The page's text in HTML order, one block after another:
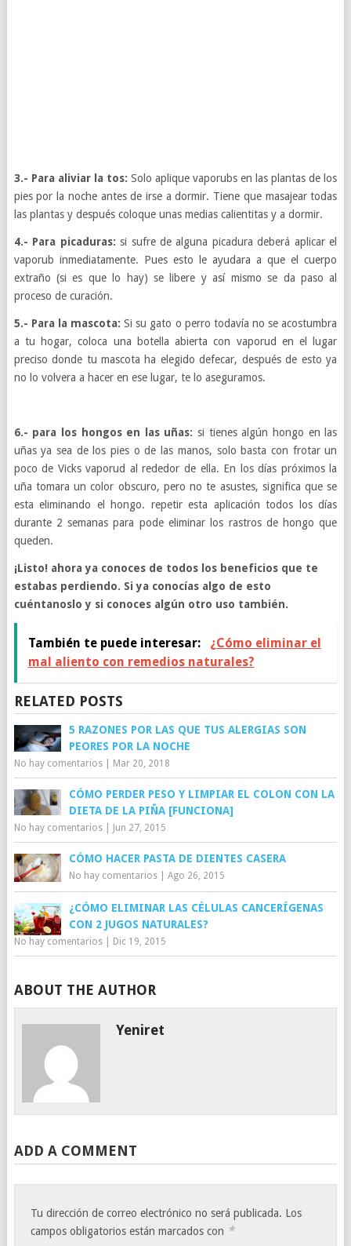
3.- Para aliviar la tos: Solo aplique vaporubs en las plantas de los
pies por la noche antes de irse a dormir. Tiene que masajear todas
las plantas y después coloque unas medias calientitas y a dormir.
4.- Para picaduras: si sufre de alguna picadura deberá aplicar el
vaporub inmediatamente. Pues esto le ayudara a que el cuerpo
extraño (si es que lo hay) se libere y así mismo se da paso al
proceso de curación.
5.- Para la mascota: Si su gato o perro todavía no se acostumbra
a tu hogar, coloca una botella abierta con vaporud en el lugar
preciso donde tu mascota ha elegido defecar, después de esto ya
no lo volvera a hacer en ese lugar, te lo aseguramos.
6.- para los hongos en las uñas: si tienes algún hongo en las
uñas ya sea de los pies o de las manos, solo basta con frotar un
poco de Vicks vaporud al rededor de ella. En los días próximos la
uña tomara un color obscuro, pero no te asustes, significa que se
esta eliminando el hongo. repetir esta aplicación todos los días
durante 2 semanas para pode eliminar los rastros de hongo que
queden.
¡Listo! ahora ya conoces de todos los beneficios que te
estabas perdiendo. Si ya conocías algo de esto
cuéntanoslo y si conoces algún otro uso también.
También te puede interesar:
¿Cómo eliminar el
mal aliento con remedios naturales?
RELATED POSTS
5 RAZONES POR LAS QUE TUS ALERGIAS SON
PEORES POR LA NOCHE
No hay comentarios| Mar 20, 2018
CÓMO PERDER PESO Y LIMPIAR EL COLON CON LA
DIETA DE LA PIÑA [FUNCIONA]
No hay comentarios| Jun 27, 2015
CÓMO HACER PASTA DE DIENTES CASERA
No hay comentarios| Ago 26, 2015
¿CÓMO ELIMINAR LAS CÉLULAS CANCERÍGENAS
CON 2 JUGOS NATURALES?
No hay comentarios| Dic 19, 2015
ABOUT THE AUTHOR
Yeniret
ADD A COMMENT
Tu dirección de correo electrónico no será publicada. Los
campos obligatorios están marcados con *